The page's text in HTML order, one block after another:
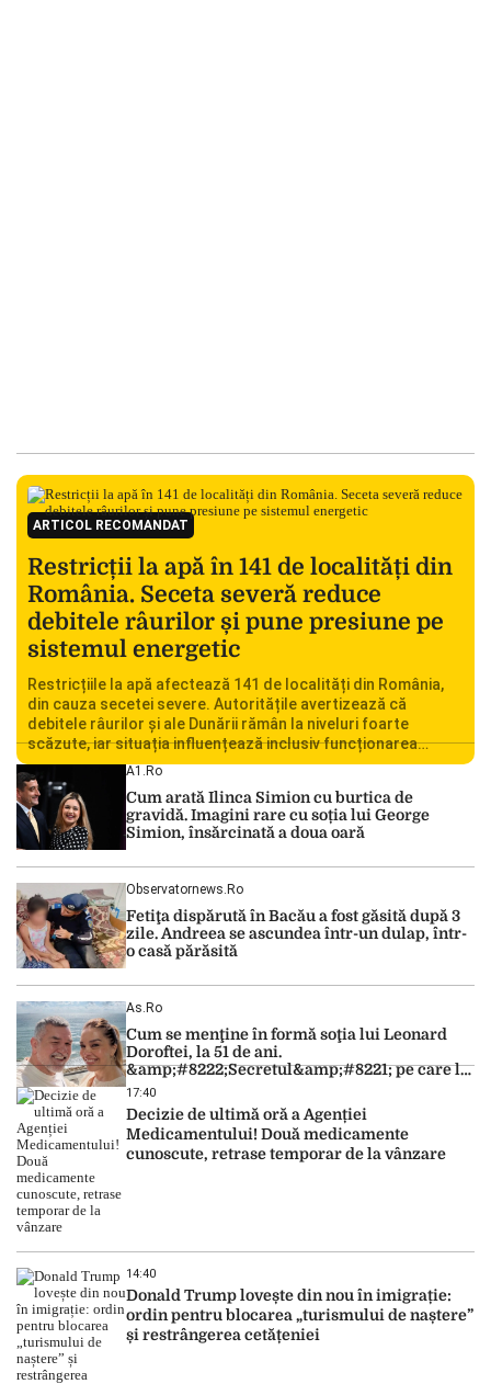
ARTICOL RECOMANDAT
Restricții la apă în 141 de localități din
România. Seceta severă reduce
debitele râurilor și pune presiune pe
sistemul energetic
Restricțiile la apă afectează 141 de localități din România,
din cauza secetei severe. Autoritățile avertizează că
debitele râurilor și ale Dunării rămân la niveluri foarte
scăzute, iar situația influențează inclusiv funcționarea
Centralei Nucleare de la Cernavodă. România se confruntă
cu una dintre cele mai dificile perioade din punct de vedere
hidrologic din ultimii ani. Lipsa […]
A1.ro
Cum arată Ilinca Simion cu burtica de
gravidă. Imagini rare cu soția lui George
Simion, însărcinată a doua oară
Observatornews.ro
Fetiţa dispărută în Bacău a fost găsită după 3
zile. Andreea se ascundea într-un dulap, într-
o casă părăsită
As.ro
Cum se menţine în formă soţia lui Leonard
Doroftei, la 51 de ani.
&amp;#8222;Secretul&amp;#8221; pe care l-a
dezvăluit
17:40
Decizie de ultimă oră a Agenției
Medicamentului! Două medicamente
cunoscute, retrase temporar de la vânzare
14:40
Donald Trump lovește din nou în imigrație:
ordin pentru blocarea „turismului de naștere”
și restrângerea cetățeniei